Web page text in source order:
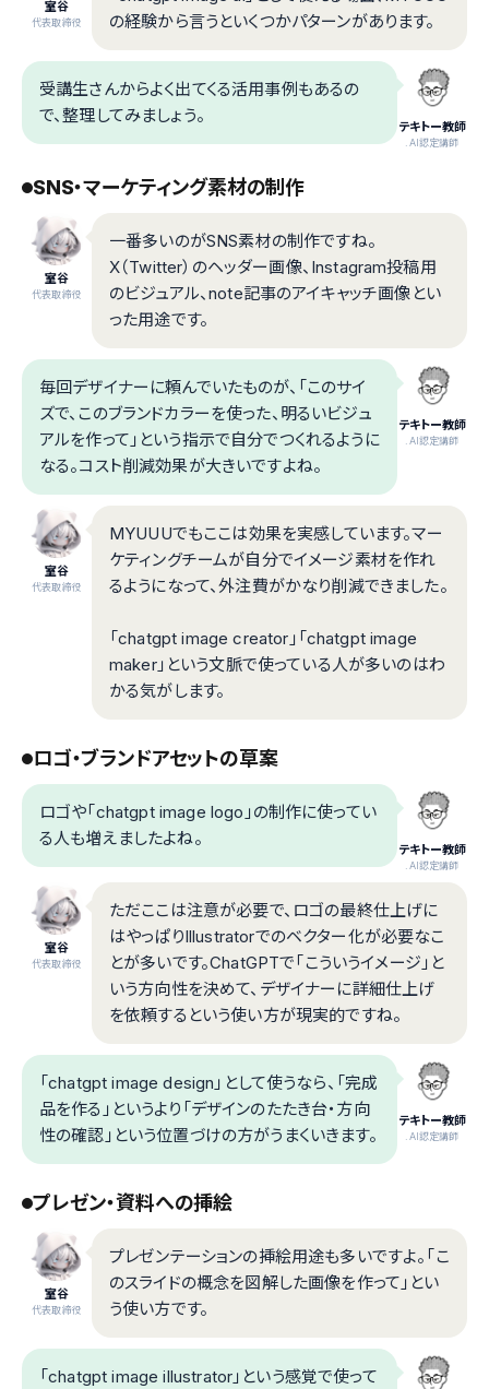
室谷
代表取締役
の経験から言うといくつかパターンがあります。
テキトー教師
.AI認定講師
受講生さんからよく出てくる活用事例もあるの
で、整理してみましょう。
SNS・マーケティング素材の制作
室谷
代表取締役
一番多いのがSNS素材の制作ですね。
X（Twitter）のヘッダー画像、Instagram投稿用
のビジュアル、note記事のアイキャッチ画像とい
った用途です。
テキトー教師
.AI認定講師
毎回デザイナーに頼んでいたものが、「このサイ
ズで、このブランドカラーを使った、明るいビジュ
アルを作って」という指示で自分でつくれるように
なる。コスト削減効果が大きいですよね。
室谷
代表取締役
MYUUUでもここは効果を実感しています。マー
ケティングチームが自分でイメージ素材を作れ
るようになって、外注費がかなり削減できました。
「chatgpt image creator」「chatgpt image
maker」という文脈で使っている人が多いのはわ
かる気がします。
ロゴ・ブランドアセットの草案
テキトー教師
.AI認定講師
ロゴや「chatgpt image logo」の制作に使ってい
る人も増えましたよね。
室谷
代表取締役
ただここは注意が必要で、ロゴの最終仕上げに
はやっぱりIllustratorでのベクター化が必要なこ
とが多いです。ChatGPTで「こういうイメージ」と
いう方向性を決めて、デザイナーに詳細仕上げ
を依頼するという使い方が現実的ですね。
テキトー教師
.AI認定講師
「chatgpt image design」として使うなら、「完成
品を作る」というより「デザインのたたき台・方向
性の確認」という位置づけの方がうまくいきます。
プレゼン・資料への挿絵
室谷
代表取締役
プレゼンテーションの挿絵用途も多いですよ。「こ
のスライドの概念を図解した画像を作って」とい
う使い方です。
「chatgpt image illustrator」という感覚で使って